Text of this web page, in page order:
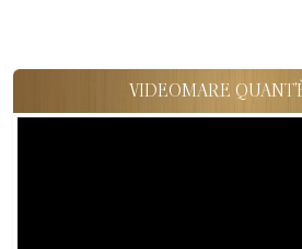
VIDEOMARE